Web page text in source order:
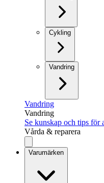
Cykling
Vandring
Vandring
Vandring
Se kunskap och tips för
Vårda & reparera
Varumärken